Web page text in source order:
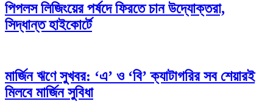
পিপলস লিজিংয়ের পর্ষদে ফিরতে চান উদ্যোক্তরা,
সিদ্ধান্ত হাইকোর্টে
মার্জিন ঋণে সুখবর: ‘এ’ ও ‘বি’ ক্যাটাগরির সব শেয়ারই
মিলবে মার্জিন সুবিধা